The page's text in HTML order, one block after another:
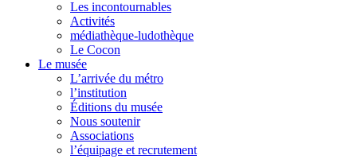
Les incontournables
Activités
médiathèque-ludothèque
Le Cocon
Le musée
L’arrivée du métro
l’institution
Éditions du musée
Nous soutenir
Associations
l’équipage et recrutement